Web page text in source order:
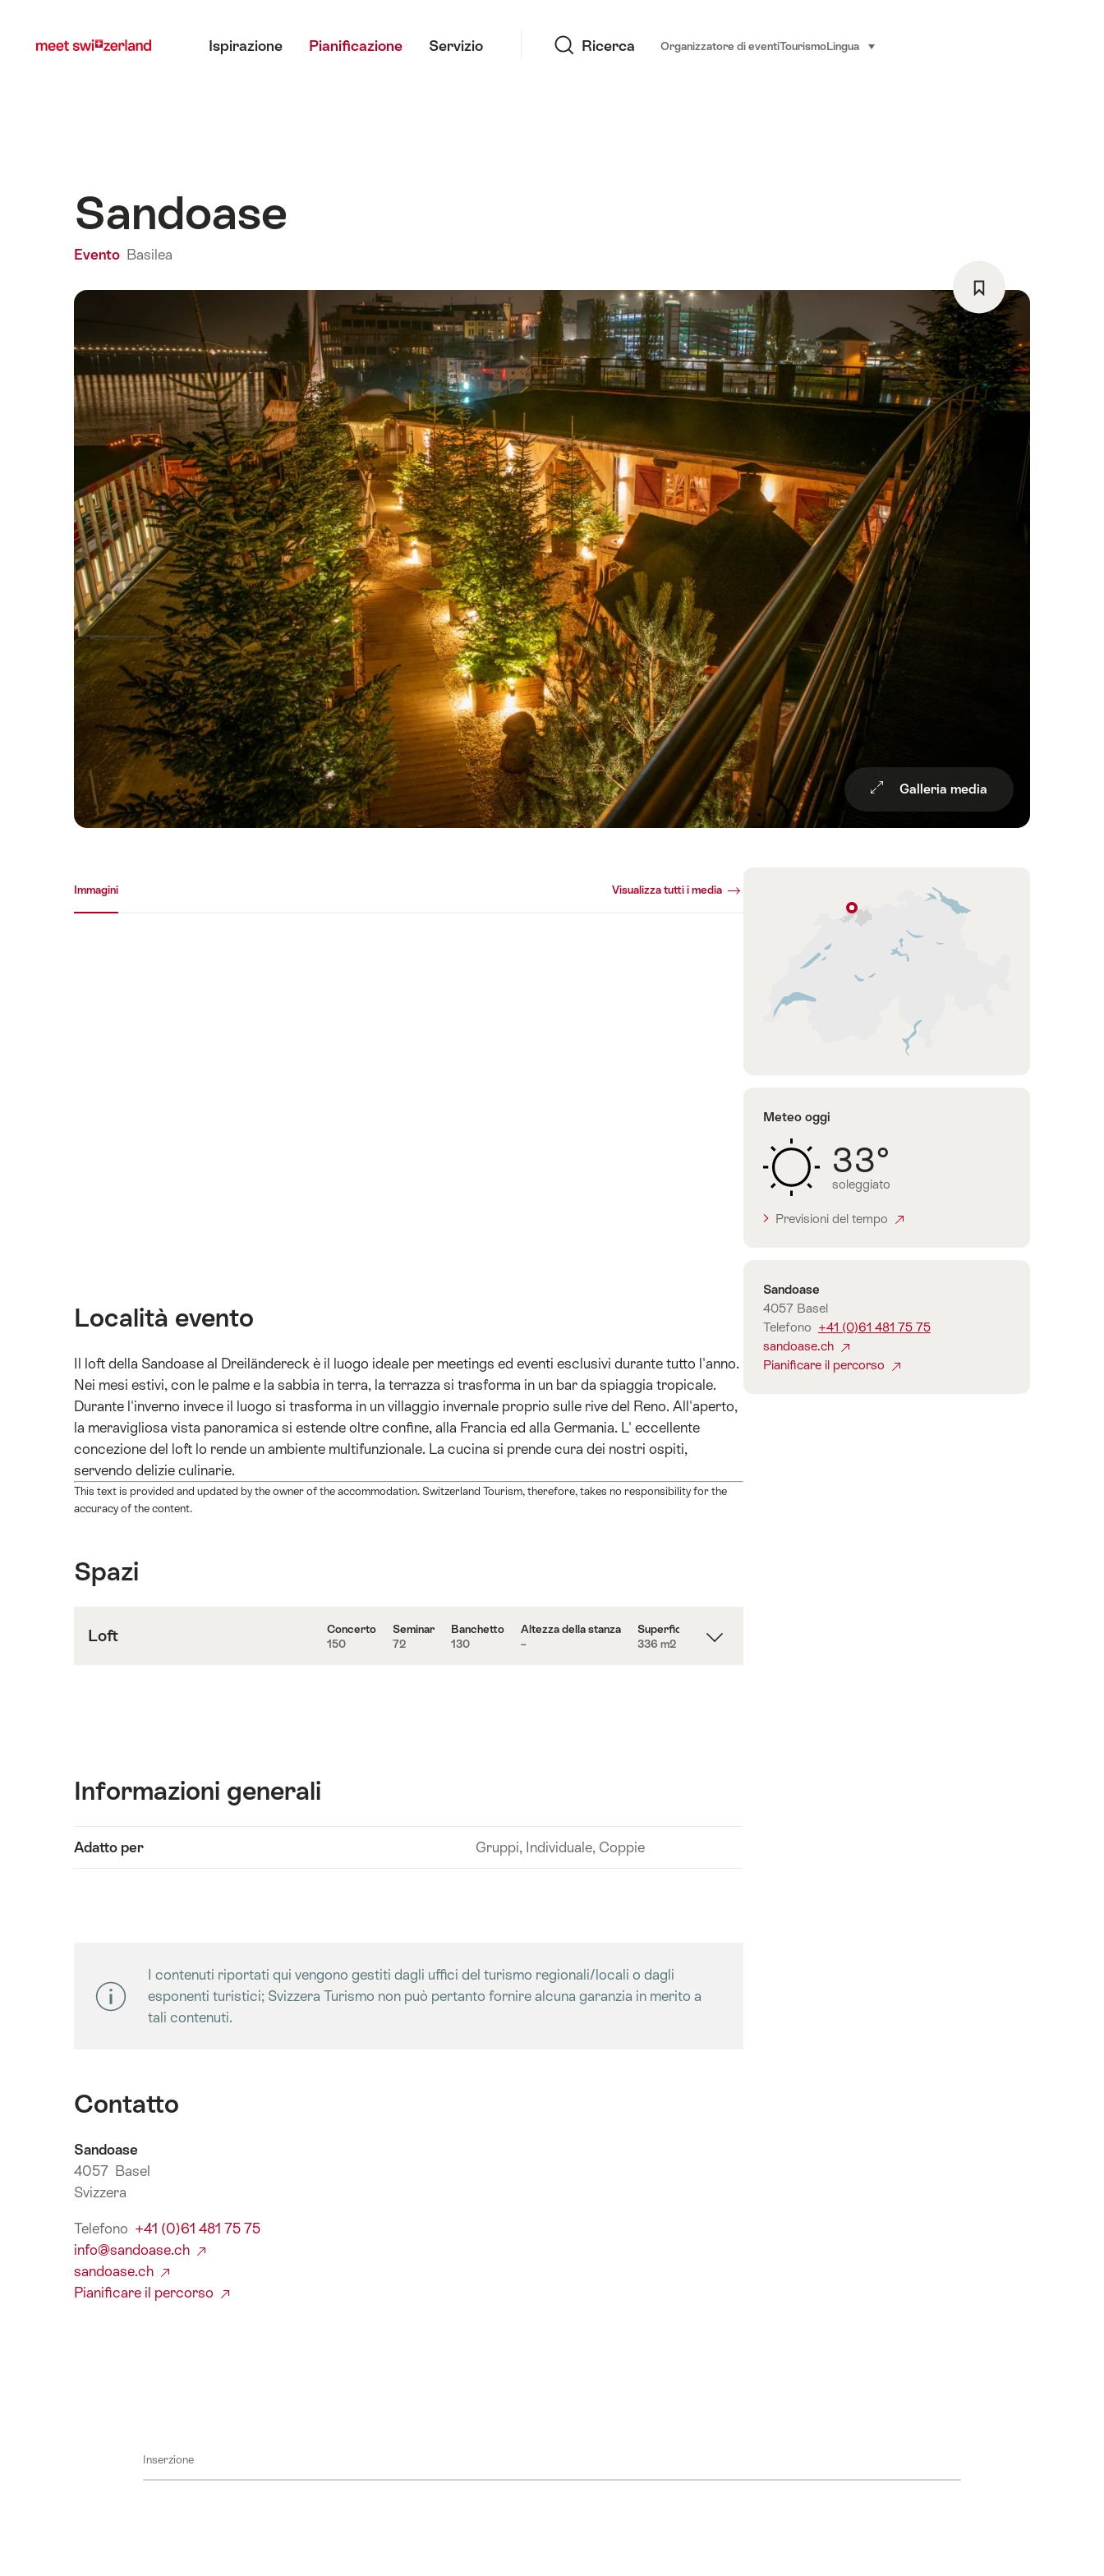
myswitzerland.com
Ispirazione Pianificazione Servizio Ricerca Organizzatore di eventiTourismoLingua seleziona (clicca per visualizzare)
Sandoase
Evento Basilea
Galleria media
Salva
come
preferito:
Wishlist
Immagini Visualizza tutti i media
Località evento
Il loft della Sandoase al Dreiländereck è il luogo ideale per meetings ed eventi esclusivi durante tutto l'anno.
Nei mesi estivi, con le palme e la sabbia in terra, la terrazza si trasforma in un bar da spiaggia tropicale.
Durante l'inverno invece il luogo si trasforma in un villaggio invernale proprio sulle rive del Reno. All'aperto,
la meravigliosa vista panoramica si estende oltre confine, alla Francia ed alla Germania. L' eccellente
concezione del loft lo rende un ambiente multifunzionale. La cucina si prende cura dei nostri ospiti,
servendo delizie culinarie.
This text is provided and updated by the owner of the accommodation. Switzerland Tourism, therefore, takes no responsibility for the
accuracy of the content.
Spazi
Loft
Contenuti
Concerto
150
Seminar
72
Banchetto
130
Altezza della stanza
–
Superficie
336 m2
Informazioni generali
contenuti
Adatto per Gruppi, Individuale, Coppie
I contenuti riportati qui vengono gestiti dagli uffici del turismo regionali/locali o dagli
esponenti turistici; Svizzera Turismo non può pertanto fornire alcuna garanzia in merito a
tali contenuti.
Contatto
Sandoase
4057 Basel
Svizzera
Telefono +41 (0)61 481 75 75
info@sandoase.ch
sandoase.ch
Pianificare il percorso
Meteo oggi
33°
soleggiato
Previsioni del tempo
Contatto
Sandoase
4057 Basel
Telefono +41 (0)61 481 75 75
sandoase.ch
Pianificare il percorso
Inserzione